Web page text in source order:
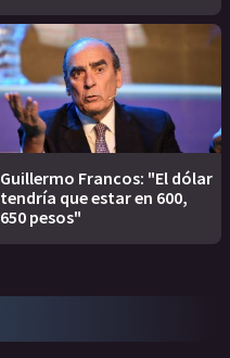
Guillermo Francos: "El dólar
tendría que estar en 600,
650 pesos"